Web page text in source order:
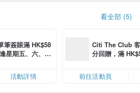
看全部 (5)
筆簽賬滿 HK$58
星期五、六、日
限「常用信用
活動詳情
Citi The Club
分回贈，滿
前往活動頁